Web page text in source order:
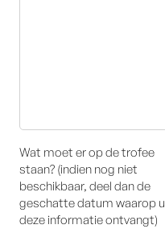
Wat moet er op de trofee
staan? (indien nog niet
beschikbaar, deel dan de
geschatte datum waarop u
deze informatie ontvangt)